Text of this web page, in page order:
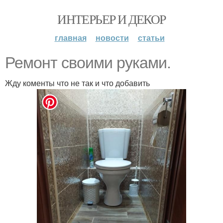
ИНТЕРЬЕР И ДЕКОР
главная новости статьи
Ремонт своими руками.
Жду коменты что не так и что добавить